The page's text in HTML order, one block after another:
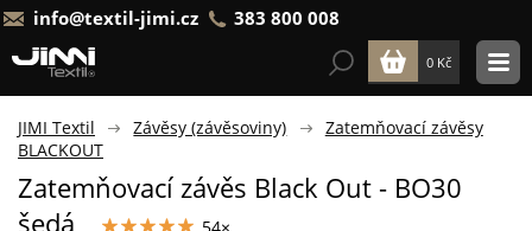
info@textil-jimi.cz 383 800 008
0 Kč
JIMI Textil Závěsy (závěsoviny)
Zatemňovací závěsy
BLACKOUT
Zatemňovací závěs Black Out - BO30
šedá